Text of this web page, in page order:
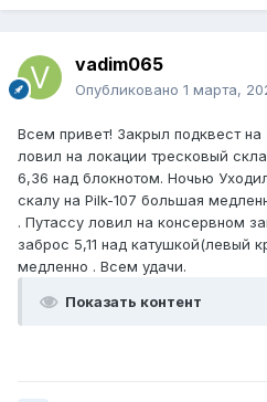
vadim065
Опубликовано 1 марта,
Всем привет! Закрыл подквест
ловил на локации тресковый
6,36 над блокнотом. Ночью
скалу на Pilk-107 большая
. Путассу ловил на консервном
заброс 5,11 над катушкой(левый
медленно . Всем удачи.
Показать контент